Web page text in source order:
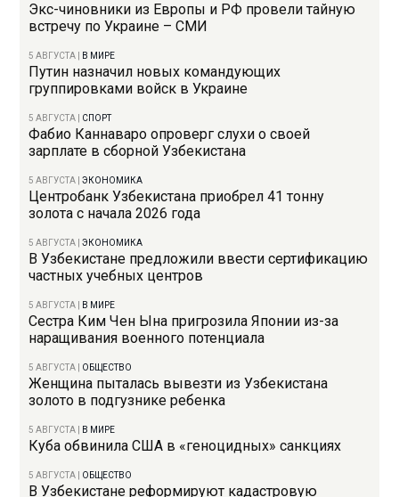
Экс-чиновники из Европы и РФ провели тайную
встречу по Украине – СМИ
5 АВГУСТА В МИРЕ
Путин назначил новых командующих
группировками войск в Украине
5 АВГУСТА СПОРТ
Фабио Каннаваро опроверг слухи о своей
зарплате в сборной Узбекистана
5 АВГУСТА |ЭКОНОМИКА
Центробанк Узбекистана приобрел 41 тонну
золота с начала 2026 года
5 АВГУСТА |ЭКОНОМИКА
В Узбекистане предложили ввести сертификацию
частных учебных центров
5 АВГУСТА В МИРЕ
Сестра Ким Чен Ына пригрозила Японии из-за
наращивания военного потенциала
5 АВГУСТА ОБЩЕСТВО
Женщина пыталась вывезти из Узбекистана
золото в подгузнике ребенка
5 АВГУСТА В МИРЕ
Куба обвинила США в «геноцидных» санкциях
5 АВГУСТА ОБЩЕСТВО
В Узбекистане реформируют кадастровую